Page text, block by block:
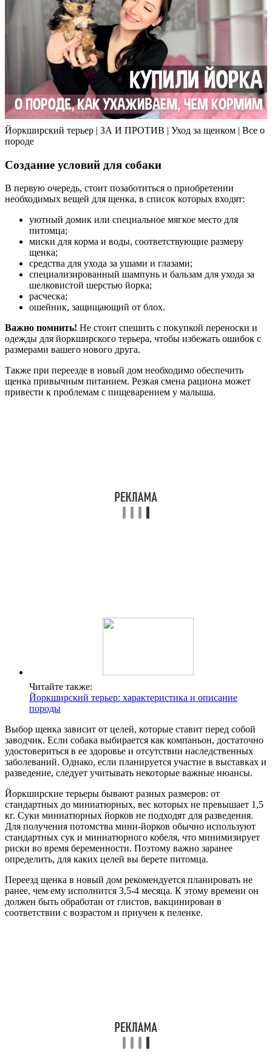
Йоркширский терьер | ЗА И ПРОТИВ | Уход за щенком | Все о
породе
Создание условий для собаки
В первую очередь, стоит позаботиться о приобретении
необходимых вещей для щенка, в список которых входят:
уютный домик или специальное мягкое место для
питомца;
миски для корма и воды, соответствующие размеру
щенка;
средства для ухода за ушами и глазами;
специализированный шампунь и бальзам для ухода за
шелковистой шерстью йорка;
расческа;
ошейник, защищающий от блох.
Важно помнить! Не стоит спешить с покупкой переноски и
одежды для йоркширского терьера, чтобы избежать ошибок с
размерами вашего нового друга.
Также при переезде в новый дом необходимо обеспечить
щенка привычным питанием. Резкая смена рациона может
привести к проблемам с пищеварением у малыша.
Читайте также:
Йоркширский терьер: характеристика и описание
породы
Выбор щенка зависит от целей, которые ставит перед собой
заводчик. Если собака выбирается как компаньон, достаточно
удостовериться в ее здоровье и отсутствии наследственных
заболеваний. Однако, если планируется участие в выставках и
разведение, следует учитывать некоторые важные нюансы.
Йоркширские терьеры бывают разных размеров: от
стандартных до миниатюрных, вес которых не превышает 1,5
кг. Суки миниатюрных йорков не подходят для разведения.
Для получения потомства мини-йорков обычно используют
стандартных сук и миниатюрного кобеля, что минимизирует
риски во время беременности. Поэтому важно заранее
определить, для каких целей вы берете питомца.
Переезд щенка в новый дом рекомендуется планировать не
ранее, чем ему исполнится 3,5-4 месяца. К этому времени он
должен быть обработан от глистов, вакцинирован в
соответствии с возрастом и приучен к пеленке.